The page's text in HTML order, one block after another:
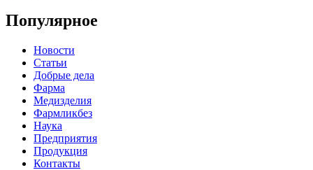
Популярное
Новости
Статьи
Добрые дела
Фарма
Медизделия
Фармликбез
Наука
Предприятия
Продукция
Контакты